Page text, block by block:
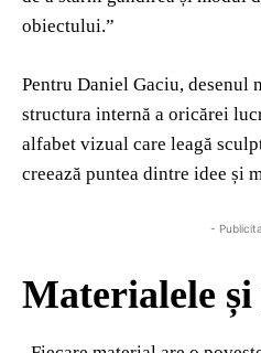
obiectului.”
Pentru Daniel Gaciu, desenul
structura internă a oricărei
alfabet vizual care leagă
creează puntea dintre idee și
-
Materialele și